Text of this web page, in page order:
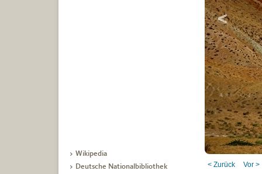
> Wikipedia
> Deutsche Nationalbibliothek
< Zurück Vor >